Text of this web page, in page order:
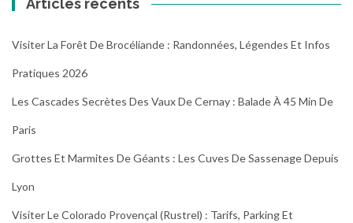
Articles récents
Visiter La Forêt De Brocéliande : Randonnées, Légendes Et Infos
Pratiques 2026
Les Cascades Secrètes Des Vaux De Cernay : Balade À 45 Min De
Paris
Grottes Et Marmites De Géants : Les Cuves De Sassenage Depuis
Lyon
Visiter Le Colorado Provençal (Rustrel) : Tarifs, Parking Et